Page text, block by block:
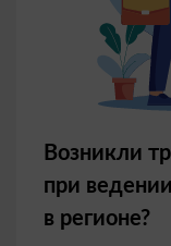
Возникли
при
в регионе?